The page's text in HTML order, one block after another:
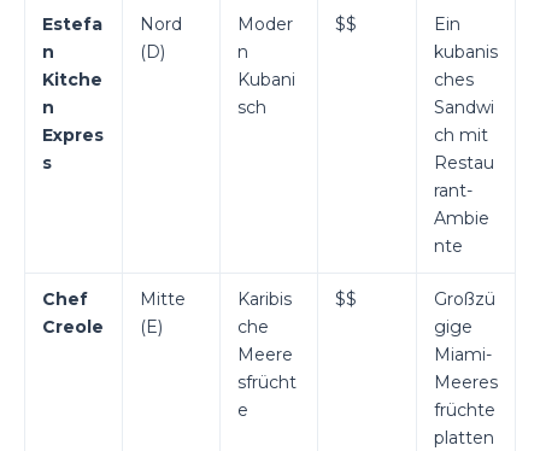
Estefa
n
Kitche
n
Expres
s
Nord
(D)
Moder
n
Kubani
sch
$$
Ein
kubanis
ches
Sandwi
ch mit
Restau
rant-
Ambie
nte
Chef
Creole
Mitte
(E)
Karibis
che
Meere
sfrücht
e
$$
Großzü
gige
Miami-
Meeres
früchte
platten